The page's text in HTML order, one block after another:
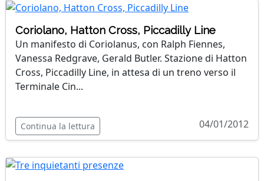
Coriolano, Hatton Cross, Piccadilly Line
Un manifesto di Coriolanus, con Ralph Fiennes,
Vanessa Redgrave, Gerald Butler. Stazione di Hatton
Cross, Piccadilly Line, in attesa di un treno verso il
Terminale Cin...
Continua la lettura 04/01/2012